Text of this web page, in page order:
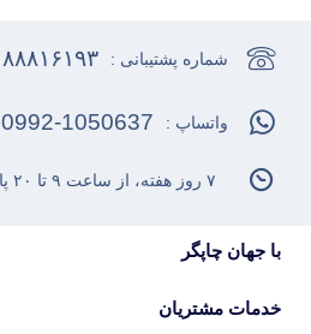
با جهان چاپگر
خدمات مشتریان
شماره پشتیبانی : ۸۸۸۱۶۱۹۳ - ۰۲۱
واتساپ : 0992-1050637
۷ روز هفته، از ساعت ۹ تا ۲۰ پاسخگوی شما هستیم